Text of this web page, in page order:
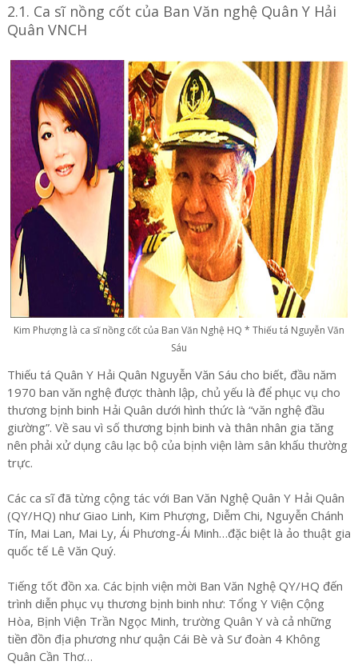
2.1. Ca sĩ nồng cốt của Ban Văn nghệ Quân Y Hải
Quân VNCH
Kim Phượng là ca sĩ nồng cốt của Ban Văn Nghệ HQ * Thiếu tá Nguyễn Văn
Sáu
Thiếu tá Quân Y Hải Quân Nguyễn Văn Sáu cho biết, đầu năm
1970 ban văn nghệ được thành lập, chủ yếu là để phục vụ cho
thương bịnh binh Hải Quân dưới hình thức là “văn nghệ đầu
giường”. Về sau vì số thương bịnh binh và thân nhân gia tăng
nên phải xử dụng câu lạc bộ của bịnh viện làm sân khấu thường
trực.
Các ca sĩ đã từng cộng tác với Ban Văn Nghệ Quân Y Hải Quân
(QY/HQ) như Giao Linh, Kim Phượng, Diễm Chi, Nguyễn Chánh
Tín, Mai Lan, Mai Ly, Ái Phương-Ái Minh…đặc biệt là ảo thuật gia
quốc tế Lê Văn Quý.
Tiếng tốt đồn xa. Các bịnh viện mời Ban Văn Nghệ QY/HQ đến
trình diễn phục vụ thương bịnh binh như: Tổng Y Viện Cộng
Hòa, Bịnh Viện Trần Ngọc Minh, trường Quân Y và cả những
tiền đồn địa phương như quận Cái Bè và Sư đoàn 4 Không
Quân Cần Thơ…